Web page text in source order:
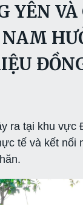
YÊN VÀ
ra tại khu vực
tế và kết nối